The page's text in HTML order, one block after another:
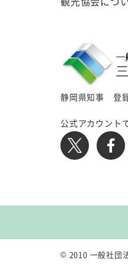
静岡県知事 登
公式アカウント
© 2010 一般社団